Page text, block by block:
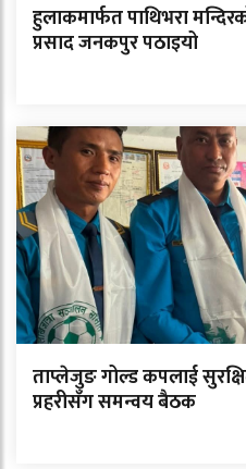
हुलाकमार्फत पाथिभरा
प्रसाद जनकपुर पठाइयो
ताप्लेजुङ गोल्ड कपलाई
प्रहरीसँग समन्वय बैठक